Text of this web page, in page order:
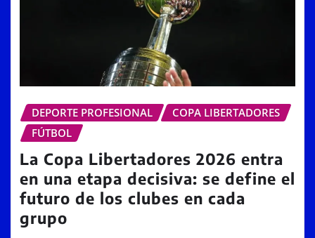
DEPORTE PROFESIONAL
COPA LIBERTADORES
FÚTBOL
La Copa Libertadores 2026 entra
en una etapa decisiva: se define el
futuro de los clubes en cada
grupo